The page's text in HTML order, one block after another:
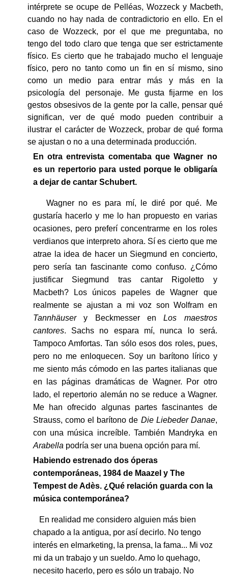
intérprete se ocupe de Pelléas, Wozzeck y Macbeth,
cuando no hay nada de contradictorio en ello. En el
caso de Wozzeck, por el que me preguntaba, no
tengo del todo claro que tenga que ser estrictamente
físico. Es cierto que he trabajado mucho el lenguaje
físico, pero no tanto como un fin en sí mismo, sino
como un medio para entrar más y más en la
psicología del personaje. Me gusta fijarme en los
gestos obsesivos de la gente por la calle, pensar qué
significan, ver de qué modo pueden contribuir a
ilustrar el carácter de Wozzeck, probar de qué forma
se ajustan o no a una determinada producción.
En otra entrevista comentaba que Wagner no
es un repertorio para usted porque le obligaría
a dejar de cantar Schubert.
Wagner no es para mí, le diré por qué. Me
gustaría hacerlo y me lo han propuesto en varias
ocasiones, pero preferí concentrarme en los roles
verdianos que interpreto ahora. Sí es cierto que me
atrae la idea de hacer un Siegmund en concierto,
pero sería tan fascinante como confuso. ¿Cómo
justificar Siegmund tras cantar Rigoletto y
Macbeth? Los únicos papeles de Wagner que
realmente se ajustan a mi voz son Wolfram en
Tannhäusery Beckmesser enLos maestros
cantores. Sachs no espara mí, nunca lo será.
Tampoco Amfortas. Tan sólo esos dos roles, pues,
pero no me enloquecen. Soy un barítono lírico y
me siento más cómodo en las partes italianas que
en las páginas dramáticas de Wagner. Por otro
lado, el repertorio alemán no se reduce a Wagner.
Me han ofrecido algunas partes fascinantes de
Strauss, como el barítono de Die Liebeder Danae,
con una música increíble. También Mandryka en
Arabella podría ser una buena opción para mí.
Habiendo estrenado dos óperas
contemporáneas, 1984 de Maazel y The
Tempest de Adès. ¿Qué relación guarda con la
música contemporánea?
En realidad me considero alguien más bien
chapado a la antigua, por así decirlo. No tengo
interés en elmarketing, la prensa, la fama... Mi voz
mi da un trabajo y un sueldo. Amo lo quehago,
necesito hacerlo, pero es sólo un trabajo. No